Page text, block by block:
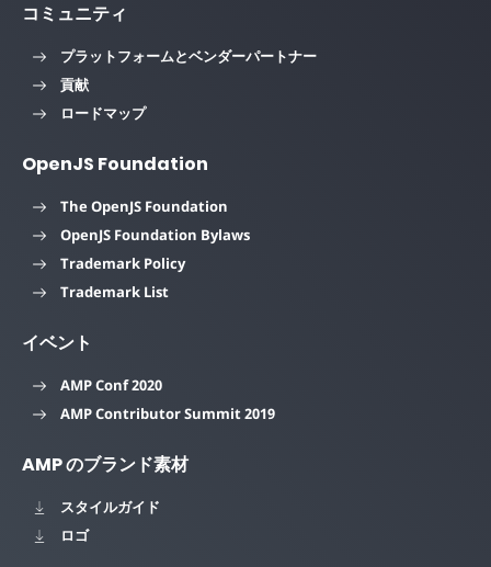
コミュニティ
プラットフォームとベンダーパートナー
貢献
ロードマップ
OpenJS Foundation
The OpenJS Foundation
OpenJS Foundation Bylaws
Trademark Policy
Trademark List
イベント
AMP Conf 2020
AMP Contributor Summit 2019
AMP のブランド素材
スタイルガイド
ロゴ